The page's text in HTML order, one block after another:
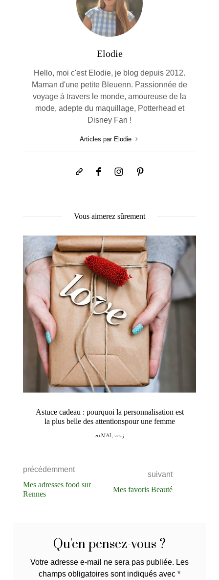
Elodie
Hello, moi c'est Elodie, je blog depuis 2012.
Maman d'une petite Bleuenn. Passionnée de
voyage à travers le monde, amoureuse de la
mode, adepte du maquillage, Potterhead et
Disney Fan !
Articles par Elodie
Vous aimerez sûrement
Astuce cadeau : pourquoi la personnalisation est
la plus belle des attentionspour une femme
20 MAI, 2025
précédemment
Mes adresses food sur
Rennes
suivant
Mes favoris Beauté
Qu'en pensez-vous ?
Votre adresse e-mail ne sera pas publiée. Les
champs obligatoires sont indiqués avec *